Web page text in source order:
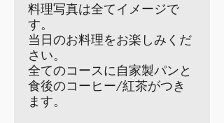
料理写真は全てイメージで
す。
当日のお料理をお楽しみくだ
さい。
全てのコースに自家製パンと
食後のコーヒー/紅茶がつき
ます。